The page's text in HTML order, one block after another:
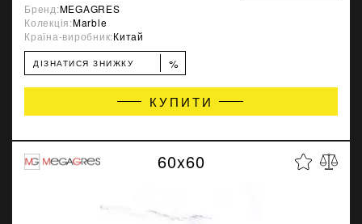
Бренд:MEGAGRES
Колекція:Marble
Країна-виробник:Китай
ДІЗНАТИСЯ ЗНИЖКУ %
КУПИТИ
60x60